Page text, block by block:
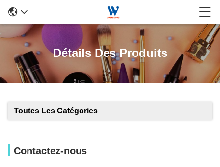
Détails Des Produits
Toutes Les Catégories
Contactez-nous